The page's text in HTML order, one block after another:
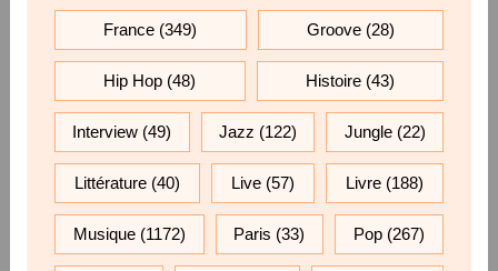
France (349) Groove(28)
Hip Hop (48) Histoire(43)
Interview (49) Jazz (122) Jungle(22)
Littérature(40) Live (57) Livre (188)
Musique(1172) Paris (33) Pop (267)